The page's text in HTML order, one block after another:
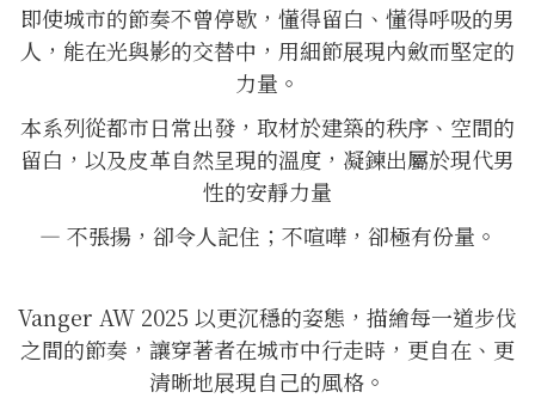
即使城市的節奏不曾停歇，懂得留白、懂得呼吸的男
人，能在光與影的交替中，用細節展現內斂而堅定的
力量。
本系列從都市日常出發，取材於建築的秩序、空間的
留白，以及皮革自然呈現的溫度，凝鍊出屬於現代男
性的安靜力量
— 不張揚，卻令人記住；不喧嘩，卻極有份量。
Vanger AW 2025 以更沉穩的姿態，描繪每一道步伐
之間的節奏，讓穿著者在城市中行走時，更自在、更
清晰地展現自己的風格。